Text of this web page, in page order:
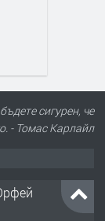
сигурен, че
- Томас Карлайл